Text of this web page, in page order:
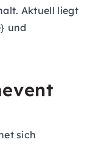
Aktuell liegt
und
sich